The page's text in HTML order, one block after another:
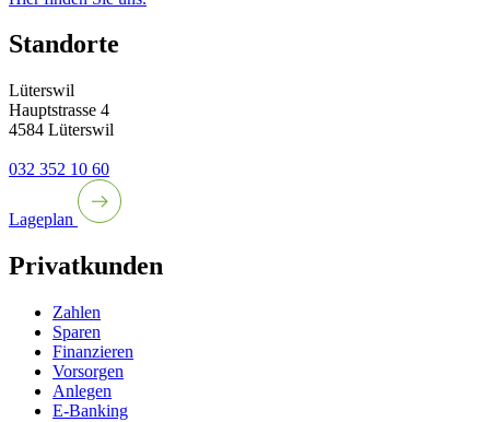
Standorte
Lüterswil
Hauptstrasse 4
4584 Lüterswil
032 352 10 60
Lageplan
Privatkunden
Zahlen
Sparen
Finanzieren
Vorsorgen
Anlegen
E-Banking